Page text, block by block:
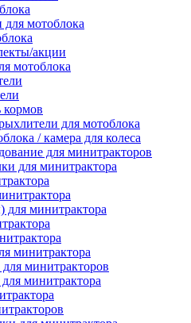
мотоблока
акции
мотоблока
кормов
для мотоблока
/ камера для колеса
для минитракторов
для минитрактора
для минитрактора
минитрактора
минитракторов
минитрактора